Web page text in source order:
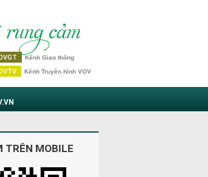
Kênh Giao thông
Kênh Truyền hình VOV
TRÊN MOBILE